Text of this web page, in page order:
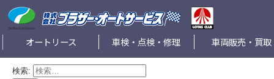
オートリース 車検・点検・修理 車両販売・買取
検索: